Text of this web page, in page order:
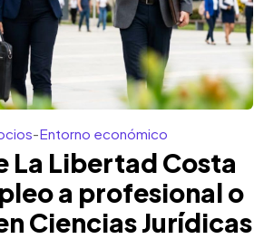
-Entorno económico
La Libertad Costa
a profesional o
Ciencias Jurídicas